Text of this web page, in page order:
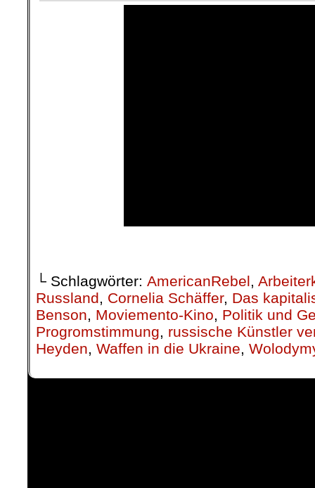
└ Schlagwörter: AmericanRebel,
Russland, Cornelia Schäffer, Das
Benson, Moviemento-Kino, Politik und
Progromstimmung, russische Künstler
Heyden, Waffen in die Ukraine,